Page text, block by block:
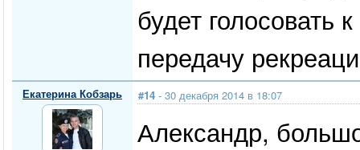
будет голосовать
передачу
Екатерина Кобзарь #14 - 30 декабря 2014 в 18:07
Александр,